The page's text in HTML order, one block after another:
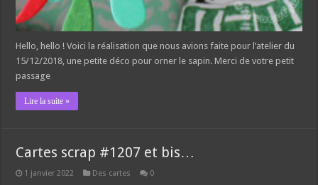
Hello, hello ! Voici la réalisation que nous avions faite pour l’atelier du
15/12/2018, une petite déco pour orner le sapin. Merci de votre petit
passage
Lire la suite »
Cartes scrap #1207 et bis…
1 janvier 2022 Des cartes 0